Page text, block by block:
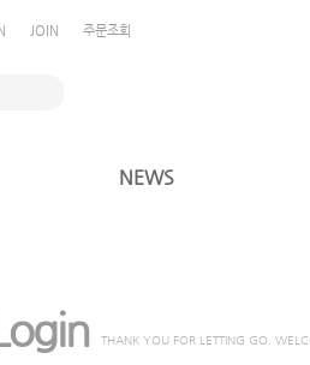
JOIN 주문조회
NEWS
THANK YOU FOR LETTING GO.